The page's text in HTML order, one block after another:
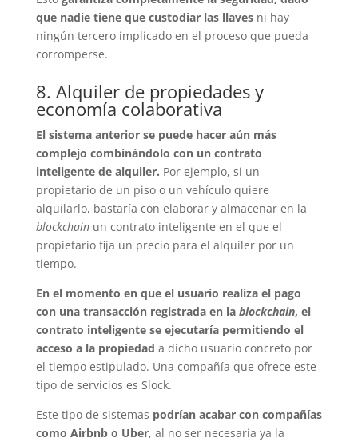
que nadie tiene que custodiar las llavesni hay
ningún tercero implicado en el proceso que pueda
corromperse.
8. Alquiler de propiedades y
economía colaborativa
El sistema anterior se puede hacer aún más
complejo combinándolo con un contrato
inteligente de alquiler. Por ejemplo, si un
propietario de un piso o un vehículo quiere
alquilarlo, bastaría con elaborar y almacenar en la
blockchainun contrato inteligente en el que el
propietario fija un precio para el alquiler por un
tiempo.
En el momento en que el usuario realiza el pago
con una transacción registrada en la blockchain, el
contrato inteligente se ejecutaría permitiendo el
acceso a la propiedad a dicho usuario concreto por
el tiempo estipulado. Una compañía que ofrece este
tipo de servicios es Slock.
Este tipo de sistemas podrían acabar con compañías
como Airbnb o Uber, al no ser necesaria ya la